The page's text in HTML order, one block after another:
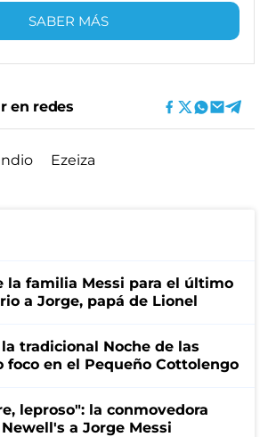
SABER MÁS
en redes
Ezeiza
la familia Messi para el último
a Jorge, papá de Lionel
tradicional Noche de las
foco en el Pequeño Cottolengo
leproso": la conmovedora
a Jorge Messi